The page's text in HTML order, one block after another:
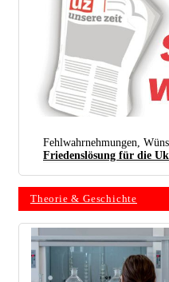
Fehlwahrnehmungen,
Friedenslösung für die
Theorie & Geschichte